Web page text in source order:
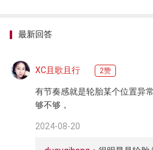
最新回答
XC且歌且行 2赞
有节奏感就是轮胎某个位置异
够不够，
2024-08-20